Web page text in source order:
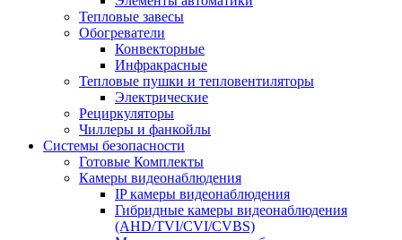
Тепловые завесы
Обогреватели
Конвекторные
Инфракрасные
Тепловые пушки и тепловентиляторы
Электрические
Рециркуляторы
Чиллеры и фанкойлы
Системы безопасности
Готовые Комплекты
Камеры видеонаблюдения
IP камеры видеонаблюдения
Гибридные камеры видеонаблюдения
(AHD/TVI/CVI/CVBS)